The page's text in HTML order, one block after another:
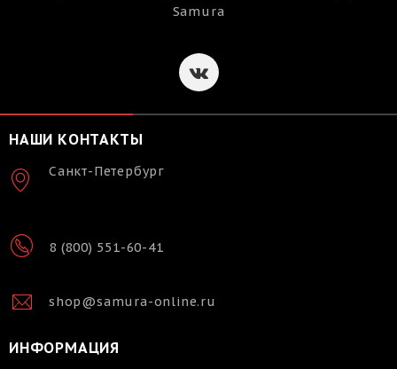
Samura
НАШИ КОНТАКТЫ
Санкт-Петербург
8 (800) 551-60-41
shop@samura-online.ru
ИНФОРМАЦИЯ